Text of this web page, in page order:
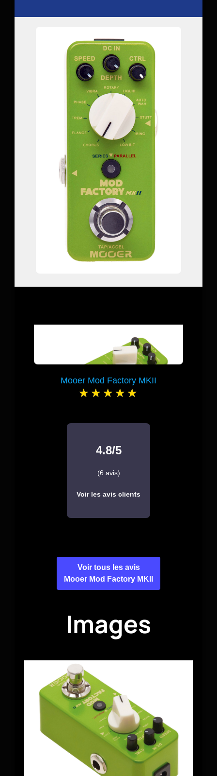
Mooer Mod Factory MKII
4.8/5
(6 avis)
Voir les avis clients
Voir tous les avis
Mooer Mod Factory MKII
Images